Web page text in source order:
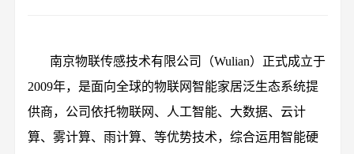
南京物联传感技术有限公司（Wulian）正式成立于
2009年，是面向全球的物联网智能家居泛生态系统提
供商，公司依托物联网、人工智能、大数据、云计
算、雾计算、雨计算、等优势技术，综合运用智能硬